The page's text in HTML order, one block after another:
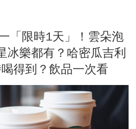
「限時1天」！雲朵泡
冰樂都有？哈密瓜吉利
得到？飲品一次看